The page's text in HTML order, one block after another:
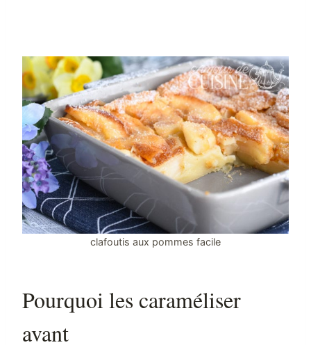
clafoutis aux pommes facile
Pourquoi les caraméliser
avant